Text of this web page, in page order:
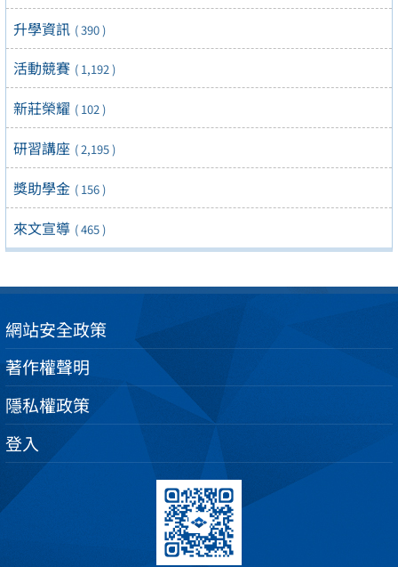
升學資訊 ( 390 )
活動競賽 ( 1,192 )
新莊榮耀 ( 102 )
研習講座 ( 2,195 )
獎助學金 ( 156 )
來文宣導 ( 465 )
網站安全政策
著作權聲明
隱私權政策
登入